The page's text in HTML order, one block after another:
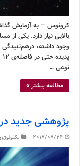
کرونوس – به آزمایش
بالایی نیاز دارد. یکی از
وجود داشته،
نوعی …
مطالعه بیشتر »
پژوهشی جدید در
2018/08/24 تکنولوژی